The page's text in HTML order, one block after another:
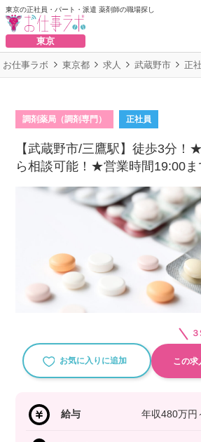
東京の正社員・パート・派遣 薬剤師の職場探し
東京
お仕事ラボ 東京都 求人 武蔵野市 正
調剤薬局（調剤専門） 正社員
【武蔵野市/三鷹駅】徒歩3分！
ら相談可能！★営業時間19:00ま
お気に入りに追加 この求
給与 年収480万円